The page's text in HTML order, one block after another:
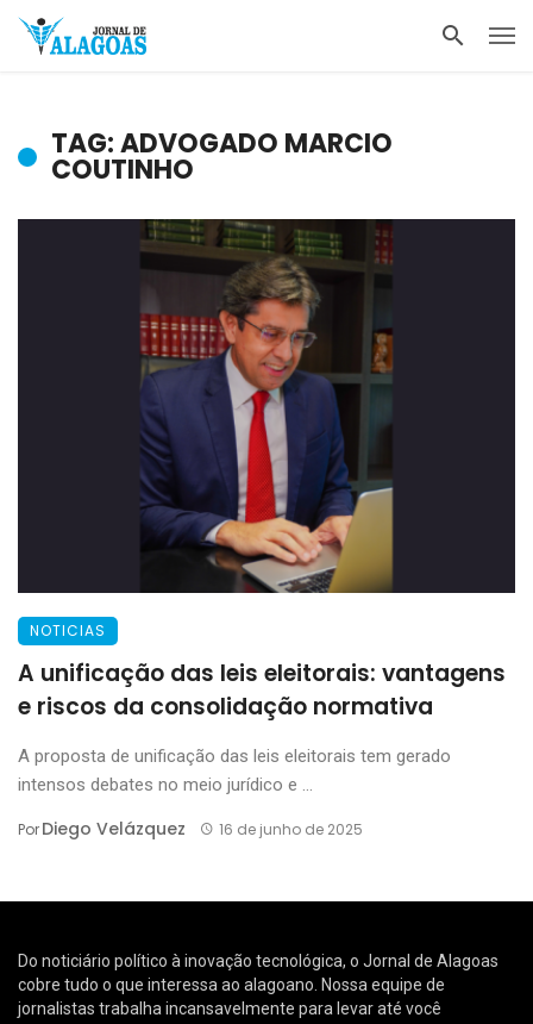
TAG: ADVOGADO MARCIO
COUTINHO
NOTICIAS
A unificação das leis eleitorais: vantagens
e riscos da consolidação normativa
A proposta de unificação das leis eleitorais tem gerado
intensos debates no meio jurídico e ...
PorDiego Velázquez 16 de junho de 2025
Do noticiário político à inovação tecnológica, o Jornal de Alagoas
cobre tudo o que interessa ao alagoano. Nossa equipe de
jornalistas trabalha incansavelmente para levar até você